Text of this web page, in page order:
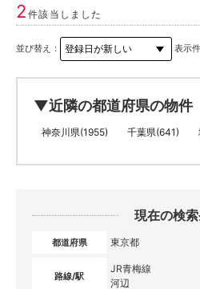
2件該当しました
並び替え： 表示
▼近隣の都道府県の物件
神奈川県(1955) 千葉県(641)
現在の検
都道府県 東京都
路線/駅
JR青梅線
河辺